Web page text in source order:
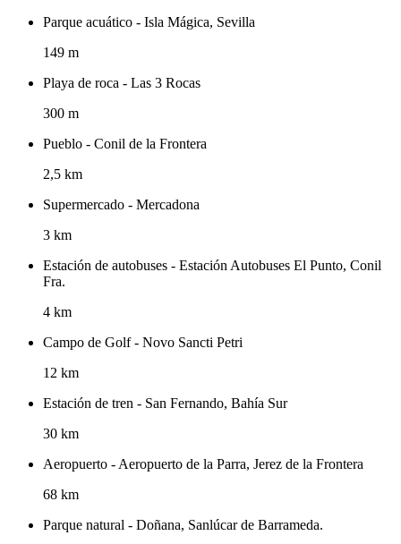
Parque acuático - Isla Mágica, Sevilla
149 m
Playa de roca - Las 3 Rocas
300 m
Pueblo - Conil de la Frontera
2,5 km
Supermercado - Mercadona
3 km
Estación de autobuses - Estación Autobuses El Punto, Conil
Fra.
4 km
Campo de Golf - Novo Sancti Petri
12 km
Estación de tren - San Fernando, Bahía Sur
30 km
Aeropuerto - Aeropuerto de la Parra, Jerez de la Frontera
68 km
Parque natural - Doñana, Sanlúcar de Barrameda.